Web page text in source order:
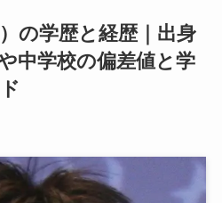
の学歴と経歴｜出身
中学校の偏差値と学